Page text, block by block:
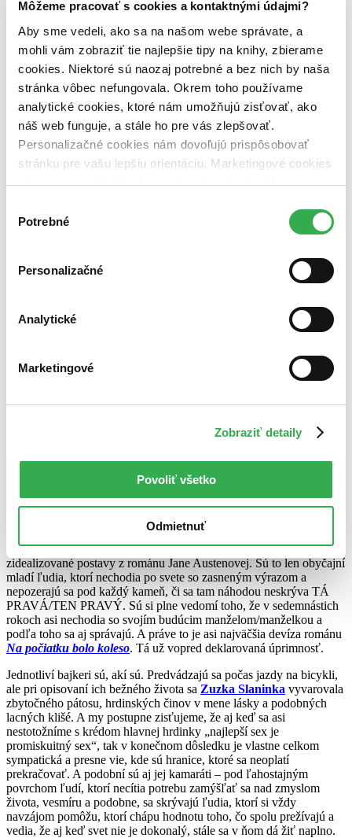
Môžeme pracovať s cookies a kontaktnými údajmi?
Aby sme vedeli, ako sa na našom webe správate, a
mohli vám zobraziť tie najlepšie tipy na knihy, zbierame
cookies. Niektoré sú naozaj potrebné a bez nich by naša
stránka vôbec nefungovala. Okrem toho používame
analytické cookies, ktoré nám umožňujú zisťovať, ako
náš web funguje, a stále ho pre vás zlepšovať.
Personalizačné cookies nám dovoľujú prispôsobovať
stránku pre vašu lepšiu orientáciu. Marketingové cookies
nám zas umožňujú zobrazenie relevantnej reklamy.
nám pomohlo, keby sme mohli používať všetky tieto
súhlasu
Potrebné
Personalizačné
Analytické
Marketingové
Zobraziť detaily
Povoliť všetko
Odmietnuť
aj nejaká tá
sa pri podobnom štýle života kopia jedna radosť. Čitateľovi lezú oči
mame by z tohto románu vypadli úplne) a prvých pár desiatok strán
promiskuitná a zrelá na odvykaciu kúru.
popíjanie alkoholických nápojov mladistvými ustúpi do úzadia
takmer úplne. Autorka sa viac sústredí na jednotlivé charaktery a ich
každodenné problémy a my zrazu zisťujeme, že tí hlavní hrdinovia
vlastne nie sú takí zlí. Len so svojím životom nenakladajú ako
zidealizované postavy z románu Jane Austenovej. Sú to len obyčajní
mladí ľudia, ktorí nechodia po svete so zasneným výrazom a
nepozerajú sa pod každý kameň, či sa tam náhodou neskrýva TÁ
PRAVÁ/TEN PRAVÝ. Sú si plne vedomí toho, že v sedemnástich
rokoch asi nechodia so svojím budúcim manželom/manželkou a
podľa toho sa aj správajú. A práve to je asi najväčšia devíza románu
Na počiatku bolo koleso. Tá už vopred deklarovaná úprimnosť.
Jednotliví bajkeri sú, akí sú. Predvádzajú sa počas jazdy na bicykli,
ale pri opisovaní ich bežného života sa Zuzka Slaninka vyvarovala
zbytočného pátosu, hrdinských činov v mene lásky a podobných
lacných klišé. A my postupne zisťujeme, že aj keď sa asi
nestotožníme s krédom hlavnej hrdinky „najlepší sex je
promiskuitný sex“, tak v konečnom dôsledku je vlastne celkom
sympatická a presne vie, kde sú hranice, ktoré sa neoplatí
prekračovať. A podobní sú aj jej kamaráti – pod ľahostajným
povrchom ľudí, ktorí necítia potrebu zamýšľať sa nad zmyslom
života, vesmíru a podobne, sa skrývajú ľudia, ktorí si vždy
navzájom pomôžu, ktorí chápu hodnotu toho, čo spolu prežívajú a
vedia, že aj keď svet nie je dokonalý, stále sa v ňom dá žiť naplno.